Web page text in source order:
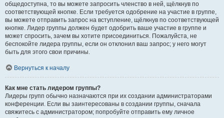
общедоступна, то вы можете запросить членство в ней, щёлкнув по
соответствующей кнопке. Если требуется одобрение на участие в группе,
вы можете отправить запрос на вступление, щёлкнув по соответствующей
кнопке. Лидер группы должен будет одобрить ваше участие в группе и
может спросить, зачем вы хотите присоединиться. Пожалуйста, не
беспокойте лидера группы, если он отклонил ваш запрос; у него могут
быть для этого свои причины.
Вернуться к началу
Как мне стать лидером группы?
Лидеры групп обычно назначаются при их создании администраторами
конференции. Если вы заинтересованы в создании группы, сначала
свяжитесь с администратором; попробуйте отправить ему личное